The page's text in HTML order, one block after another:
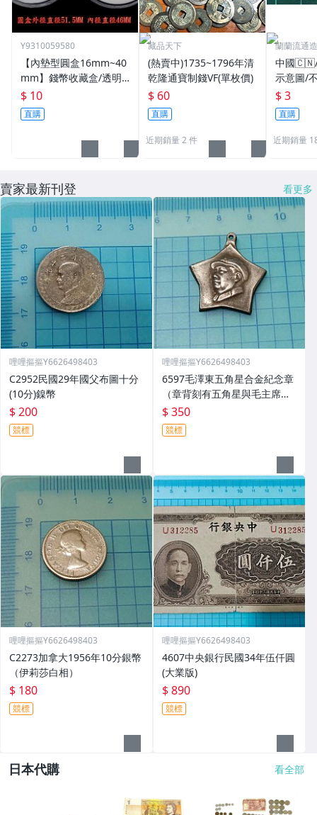
Y9310059580
【內墊型圓盒16mm~40
mm】錢幣收藏盒/透明
圓盒/硬幣盒/錢幣收藏用
品
$ 10
直購
藏品天下
(熱賣中)1735~1796年清
乾隆通寶制錢VF(單枚價)
$ 60
直購
近期銷量 2 件
蘭蘭流通
中國🇨🇳/
示意圖/
機出貨
$ 3
直購
近期銷量
賣家最新刊登 看更多
哩哩摳摳Y6626498403
C2952民國29年國父布圖十分
(10分)鎳幣
$ 200
競標
哩哩摳摳Y6626498403
6597毛澤東五角星合金紀念章
（章背刻有五角星與毛主席萬
歲）
$ 350
競標
哩哩摳摳Y6626498403
C2273加拿大1956年10分銀幣
（伊莉莎白相）
$ 180
競標
哩哩摳摳Y6626498403
4607中央銀行民國34年伍仟圓
(大業版)
$ 890
競標
日本代購 看全部